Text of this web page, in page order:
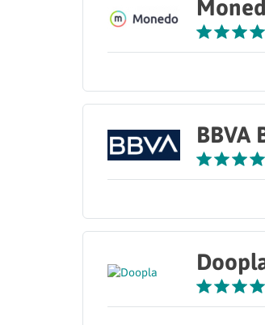
BBVA